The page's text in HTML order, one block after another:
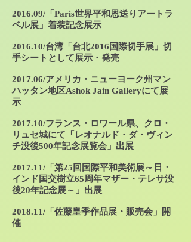
2016.09/「Paris世界平和恩送りアートラ
ベル展」着装記念展示
2016.10/台湾「台北2016国際切手展」切
手シートとして展示・発売
2017.06/アメリカ・ニューヨーク州マン
ハッタン地区Ashok Jain Galleryにて展
示
2017.10/フランス・ロワール県、クロ・
リュセ城にて「レオナルド・ダ・ヴィン
チ没後500年記念展覧会」出展
2017.11/「第25回国際平和美術展～日・
インド国交樹立65周年マザー・テレサ没
後20年記念展～」出展
2018.11/「佐藤皇季作品展・販売会」開
催